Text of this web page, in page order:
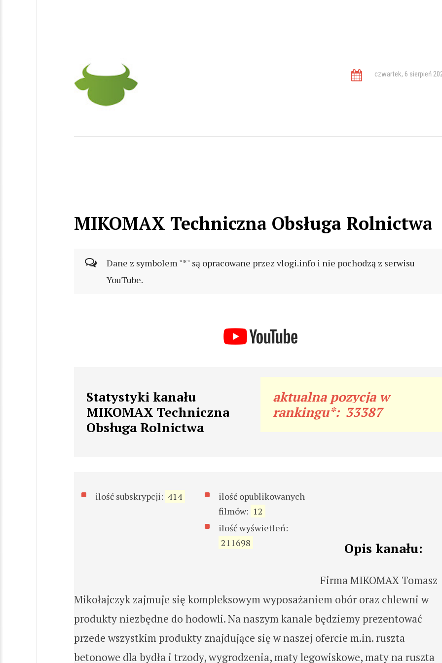
czwartek, 6 sierpień
MIKOMAX Techniczna Obsługa Rolnictwa
Dane z symbolem "*" są opracowane przez vlogi.info i nie pochodzą z serwisu
YouTube.
Statystyki kanału
MIKOMAX Techniczna
Obsługa Rolnictwa
aktualna pozycja w
rankingu*: 33387
ilość subskrypcji: 414
ilość opublikowanych
filmów: 12
ilość wyświetleń:
211698
Opis kanału:
Firma MIKOMAX Tomasz
Mikołajczyk zajmuje się kompleksowym wyposażaniem obór oraz chlewni w
produkty niezbędne do hodowli. Na naszym kanale będziemy prezentować
przede wszystkim produkty znajdujące się w naszej ofercie m.in. ruszta
betonowe dla bydła i trzody, wygrodzenia, maty legowiskowe, maty na ruszta